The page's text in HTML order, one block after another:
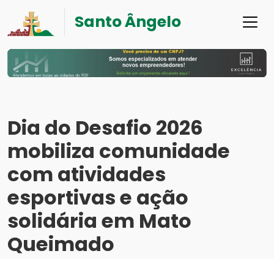
Santo Ângelo
Dia do Desafio 2026
mobiliza comunidade
com atividades
esportivas e ação
solidária em Mato
Queimado